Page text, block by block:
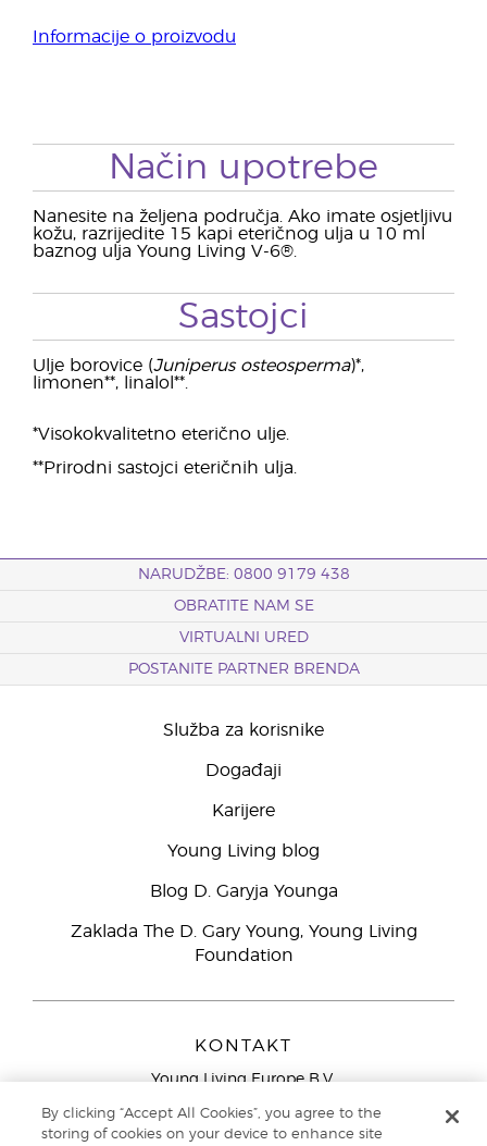
Informacije o proizvodu
Način upotrebe
Nanesite na željena područja. Ako imate osjetljivu
kožu, razrijedite 15 kapi eteričnog ulja u 10 ml
baznog ulja Young Living V-6®.
Sastojci
Ulje borovice (Juniperus osteosperma)*,
limonen**, linalol**.
*Visokokvalitetno eterično ulje.
**Prirodni sastojci eteričnih ulja.
NARUDŽBE: 0800 9179 438
OBRATITE NAM SE
VIRTUALNI URED
POSTANITE PARTNER BRENDA
Služba za korisnike
Događaji
Karijere
Young Living blog
Blog D. Garyja Younga
Zaklada The D. Gary Young, Young Living
Foundation
KONTAKT
Young Living Europe B.V.
9727 AJ Groningen
By clicking “Accept All Cookies”, you agree to the
storing of cookies on your device to enhance site